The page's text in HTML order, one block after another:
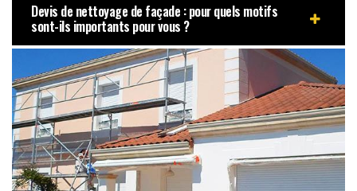
Devis de nettoyage de façade : pour quels motifs
sont-ils importants pour vous ?